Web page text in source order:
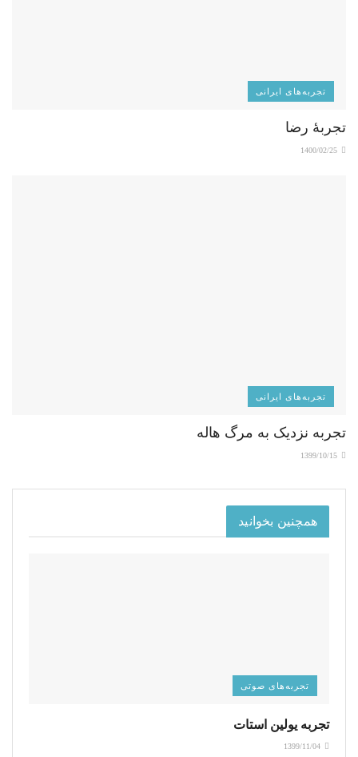
تجربه‌های ایرانی
تجربۀ رضا
تجربه‌های ایرانی
تجربه نزدیک به مرگ هاله
همچنین بخوانید
تجربه‌های صوتی
تجربه یولین استات